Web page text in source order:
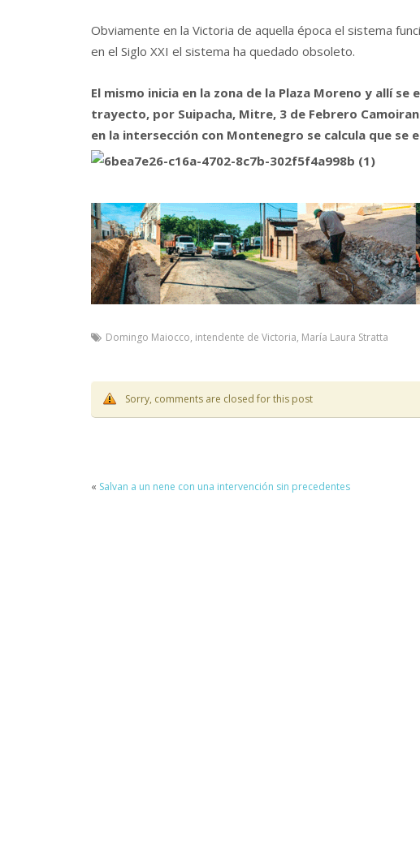
Obviamente en la Victoria de aquella época el sistema
en el Siglo XXI el sistema ha quedado obsoleto.
El mismo inicia en la zona de la Plaza Moreno y allí
trayecto, por Suipacha, Mitre, 3 de Febrero
en la intersección con Montenegro se calcula que
Domingo Maiocco, intendente de Victoria, María Laura Stratta
Sorry, comments are closed for this post
« Salvan a un nene con una intervención sin precedentes